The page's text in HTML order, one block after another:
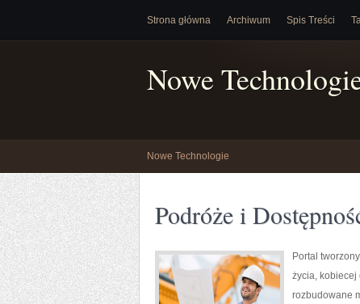
Strona główna Archiwum Spis Treści
Nowe
Nowe Technologie
Podróże i
Portal
życia, kobiecej
rozbudowane